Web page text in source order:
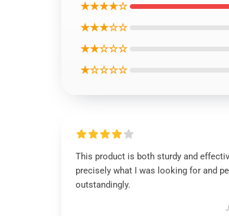
★★★★☆
★★★☆☆
★★☆☆☆
★☆☆☆☆
This product is both sturdy and
precisely what I was looking for and
outstandingly.